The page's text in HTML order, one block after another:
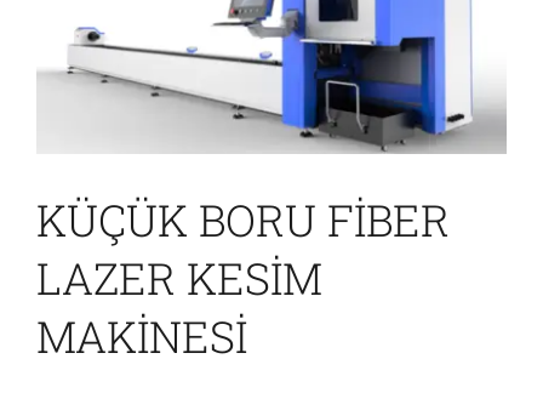
KÜÇÜK BORU FİBER
LAZER KESİM
MAKİNESİ